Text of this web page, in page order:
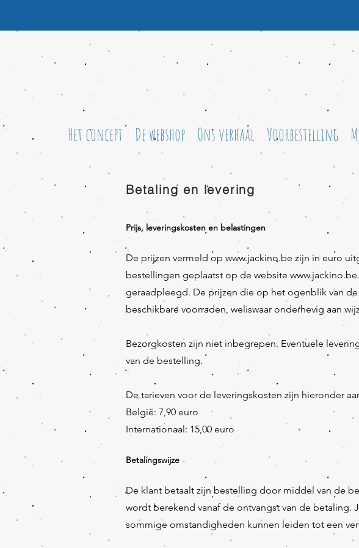
Het concept De webshop Ons verhaal Voorbestelling
Betaling en levering
Prijs, leveringskosten en belastingen
De prijzen vermeld op www.jackino.be zijn in euro
bestellingen geplaatst op de website www.jackino.be
geraadpleegd. De prijzen die op het ogenblik van
beschikbare voorraden, weliswaar onderhevig aan
Bezorgkosten zijn niet inbegrepen. Eventuele
van de bestelling.
De tarieven voor de leveringskosten zijn hieronder
België: 7,90 euro
Internationaal: 15,00 euro
Betalingswijze
De klant betaalt zijn bestelling door middel van de
wordt berekend vanaf de ontvangst van de betaling.
sommige omstandigheden kunnen leiden tot een